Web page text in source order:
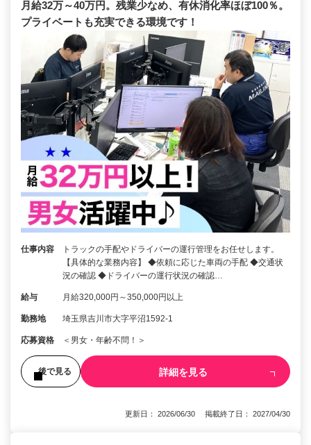
月給32万～40万円。残業少なめ、有休消化率ほぼ100％。
プライベートも充実できる環境です！
仕事内容
トラックの手配やドライバーの運行管理をお任せします。
【具体的な業務内容】 ◆依頼に応じた車両の手配 ◆交通状
況の確認 ◆ドライバーの運行状況の確認…
給与 月給320,000円～350,000円以上
勤務地 埼玉県吉川市大字平沼1592-1
応募資格 ＜男女・年齢不問！＞
後で見る 詳細を見る
更新日： 2026/06/30 掲載終了日： 2027/04/30